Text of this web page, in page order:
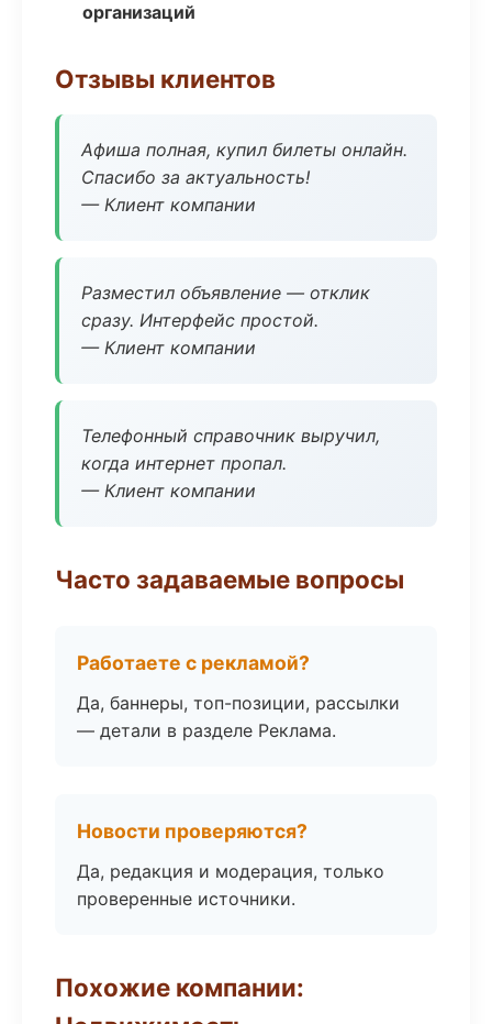
организаций
Отзывы клиентов
Афиша полная, купил билеты онлайн.
Спасибо за актуальность!
— Клиент компании
Разместил объявление — отклик
сразу. Интерфейс простой.
— Клиент компании
Телефонный справочник выручил,
когда интернет пропал.
— Клиент компании
Часто задаваемые вопросы
Работаете с рекламой?
Да, баннеры, топ-позиции, рассылки
— детали в разделе Реклама.
Новости проверяются?
Да, редакция и модерация, только
проверенные источники.
Похожие компании: